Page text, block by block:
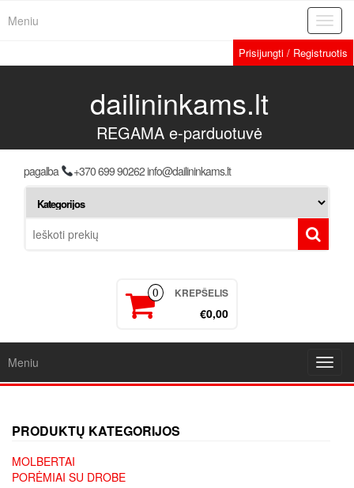
Meniu
Prisijungti / Registruotis
dailininkams.lt
REGAMA e-parduotuvė
pagalba +370 699 90262 info@dailininkams.lt
0 KREPŠELIS
€0,00
Meniu
PRODUKTŲ KATEGORIJOS
MOLBERTAI
PORĖMIAI SU DROBE